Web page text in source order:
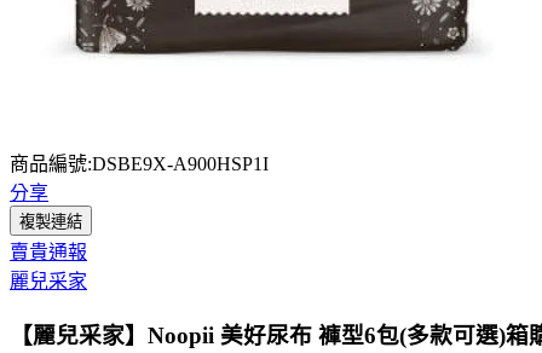
商品編號:DSBE9X-A900HSP1I
分享
複製連結
賣貴通報
麗兒采家
【麗兒采家】Noopii 美好尿布 褲型6包(多款可選)箱